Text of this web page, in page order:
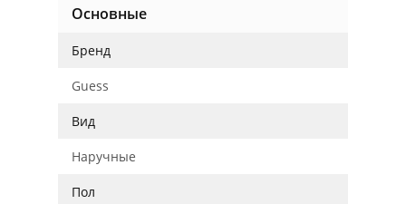
Основные
Бренд
Guess
Вид
Наручные
Пол